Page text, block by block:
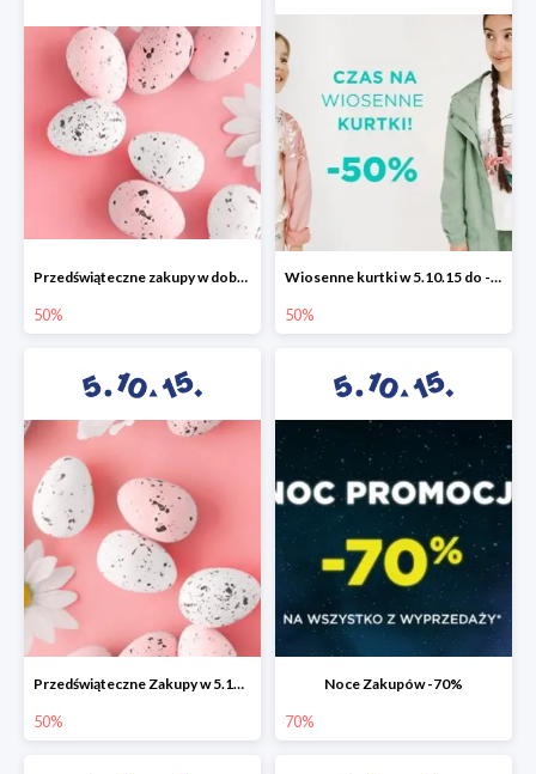
Przedświąteczne zakupy w dobrym stylu -50%
50%
Wiosenne kurtki w 5.10.15 do -50%
50%
Przedświąteczne Zakupy w 5.10.15 do -50%
50%
Noce Zakupów -70%
70%